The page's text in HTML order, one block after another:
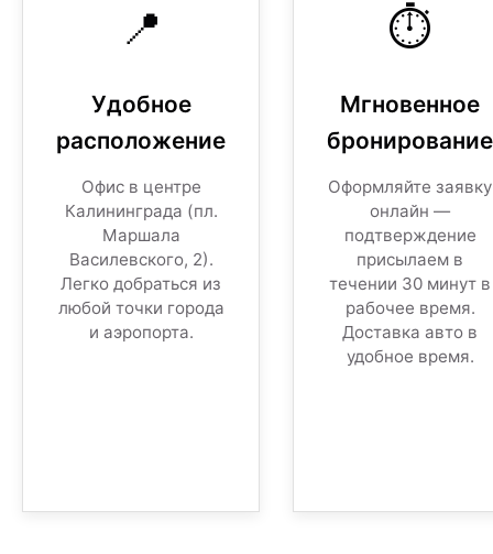
📍
Удобное
расположение
Офис в центре
Калининграда (пл.
Маршала
Василевского, 2).
Легко добраться из
любой точки города
и аэропорта.
⏱️
Мгновенное
бронирование
Оформляйте заявку
онлайн —
подтверждение
присылаем в
течении 30 минут в
рабочее время.
Доставка авто в
удобное время.